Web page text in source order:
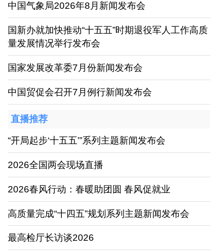
中国气象局2026年8月新闻发布会
国新办就加快推动“十五五”时期退役军人工作高质
量发展情况举行发布会
国家发展改革委7月份新闻发布会
中国贸促会召开7月例行新闻发布会
直播推荐
“开局起步‘十五五’”系列主题新闻发布会
2026全国两会现场直播
2026春风行动：春暖助团圆 春风促就业
高质量完成“十四五”规划系列主题新闻发布会
最高检厅长访谈2026